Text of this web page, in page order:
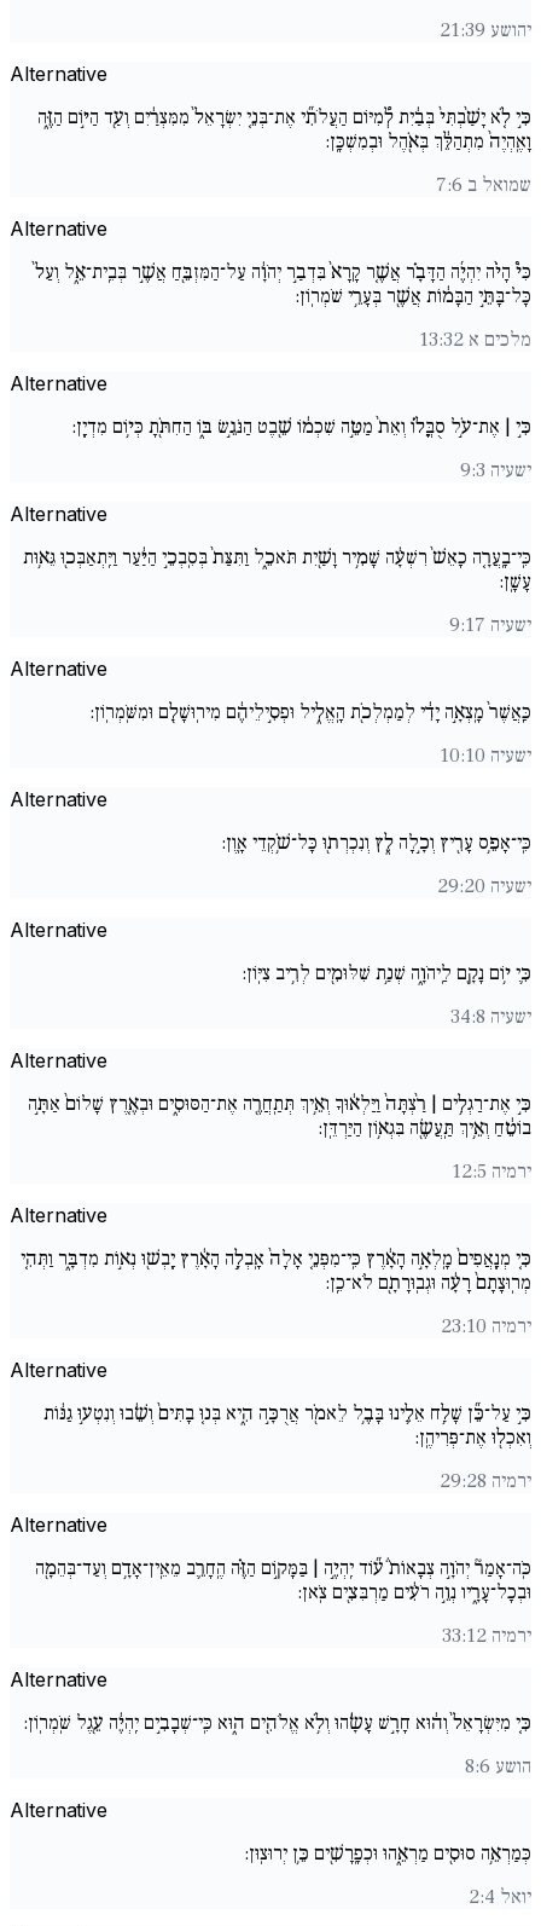
יהושע 21:39
Alternative
כִּ֣י לֹ֚א יָשַׁ֙בְתִּי֙ בְּבַ֔יִת לְ֠מִיּוֹם הַעֲלֹתִ֞י אֶת־בְּנֵ֚י יִשְׂרָאֵל֙ מִמִּצְרַ֔יִם וְעַ֖ד הַיּ֣וֹם הַזֶּ֑ה
וָאֶֽהְיֶה֙ מִתְהַלֵּ֔ךְ בְּאֹ֖הֶל וּבְמִשְׁכָּֽן:
שמואל ב 7:6
Alternative
כִּי֩ הָיֹ֨ה יִהְיֶ֜ה הַדָּבָ֗ר אֲשֶׁ֚ר קָרָא֙ בִּדְבַ֣ר יְהֹוָ֔ה עַל־הַמִּזְבֵּ֖חַ אֲשֶׁ֣ר בְּבֵֽית־אֵ֑ל וְעַל֙
כָּל־בָּתֵּ֣י הַבָּמ֔וֹת אֲשֶׁ֖ר בְּעָרֵ֥י שֹׁמְרֽוֹן:
מלכים א 13:32
Alternative
כִּ֣י | אֶת־עֹ֣ל סֻבֳּל֗וֹ וְאֵת֙ מַטֵּ֣ה שִׁכְמ֔וֹ שֵׁ֖בֶט הַנֹּגֵ֣שׂ בּ֑וֹ הַחִתֹּ֖תָ כְּי֥וֹם מִדְיָֽן:
ישעיה 9:3
Alternative
כִּֽי־בָֽעֲרָ֚ה כָאֵשׁ֙ רִשְׁעָ֔ה שָׁמִ֥יר וָשַׁ֖יִת תֹּאכֵ֑ל וַתִּצַּת֙ בְּסִֽבְכֵ֣י הַיַּ֔עַר וַיִּֽתְאַבְּכ֖וּ גֵּא֥וּת
עָשָֽׁן:
ישעיה 9:17
Alternative
כַּֽאֲשֶׁר֙ מָֽצְאָ֣ה יָדִ֔י לְמַמְלְכֹ֖ת הָֽאֱלִ֑יל וּפְסִ֣ילֵיהֶ֔ם מִירֽוּשָׁלִַ֖ם וּמִשֹּֽׁמְרֽוֹן:
ישעיה 10:10
Alternative
כִּֽי־אָפֵ֥ס עָרִ֖יץ וְכָ֣לָה לֵ֑ץ וְנִכְרְת֖וּ כָּל־שֹׁ֥קְדֵי אָֽוֶן:
ישעיה 29:20
Alternative
כִּ֛י י֥וֹם נָקָ֖ם לַֽיהֹוָ֑ה שְׁנַ֥ת שִׁלּוּמִ֖ים לְרִ֥יב צִיּֽוֹן:
ישעיה 34:8
Alternative
כִּ֣י אֶת־רַגְלִ֥ים | רַ֙צְתָּה֙ וַיַּלְא֔וּךָ וְאֵ֥יךְ תְּתַֽחֲרֶ֖ה אֶת־הַסּוּסִ֑ים וּבְאֶ֚רֶץ שָׁלוֹם֙ אַתָּ֣ה
בוֹטֵ֔חַ וְאֵ֥יךְ תַּֽעֲשֶׂ֖ה בִּגְא֥וֹן הַיַּרְדֵּֽן:
ירמיה 12:5
Alternative
כִּ֚י מְנָֽאֲפִים֙ מָֽלְאָ֣ה הָאָ֔רֶץ כִּֽי־מִפְּנֵ֚י אָלָה֙ אָֽבְלָ֣ה הָאָ֔רֶץ יָֽבְשׁ֖וּ נְא֣וֹת מִדְבָּ֑ר וַתְּהִ֚י
מְרֽוּצָתָם֙ רָעָ֔ה וּגְבֽוּרָתָ֖ם לֹא־כֵֽן:
ירמיה 23:10
Alternative
כִּ֣י עַל־כֵּ֞ן שָׁלַ֥ח אֵלֵ֛ינוּ בָּבֶ֥ל לֵאמֹ֖ר אֲרֻכָּ֣ה הִ֑יא בְּנ֚וּ בָתִּים֙ וְשֵׁ֔בוּ וְנִטְע֣וּ גַנּ֔וֹת
וְאִכְל֖וּ אֶת־פְּרִיהֶֽן:
ירמיה 29:28
Alternative
כֹּֽה־אָמַר֘ יְהֹוָ֣ה צְבָאוֹת֒ ע֞וֹד יִֽהְיֶ֣ה | בַּמָּק֣וֹם הַזֶּ֗ה הֶֽחָרֵ֛ב מֵאֵֽין־אָדָ֥ם וְעַד־בְּהֵמָ֖ה
וּבְכָל־עָרָ֑יו נְוֵ֣ה רֹעִ֔ים מַרְבִּצִ֖ים צֹֽאן:
ירמיה 33:12
Alternative
כִּ֚י מִיִּשְׂרָאֵל֙ וְה֔וּא חָרָ֣שׁ עָשָׂ֔הוּ וְלֹ֥א אֱלֹהִ֖ים ה֑וּא כִּֽי־שְׁבָבִ֣ים יִֽהְיֶ֔ה עֵ֖גֶל שֹֽׁמְרֽוֹן:
הושע 8:6
Alternative
כְּמַרְאֵ֥ה סוּסִ֖ים מַרְאֵ֑הוּ וּכְפָֽרָשִׁ֖ים כֵּ֥ן יְרוּצֽוּן:
יואל 2:4